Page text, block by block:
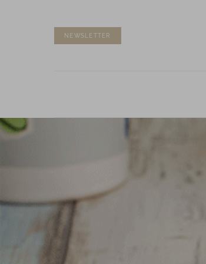
NEWSLETTER